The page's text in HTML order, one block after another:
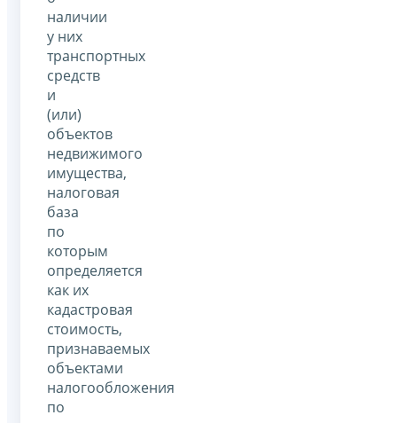
наличии
у них
транспортных
средств
и
(или)
объектов
недвижимого
имущества,
налоговая
база
по
которым
определяется
как их
кадастровая
стоимость,
признаваемых
объектами
налогообложения
по